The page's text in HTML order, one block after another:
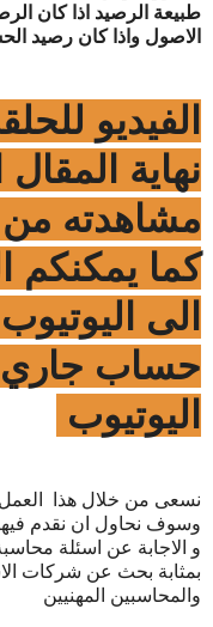
طبيعة الرصيد اذا كان
الاصول واذا كان رصيد
نهاية
مشاهدته
كما يمكنكم
الى
حساب جاري
اليوتيوب
نسعى من خلال هذا
وسوف نحاول ان نقدم
و الاجابة عن اسئلة
بمثابة بحث عن شركات
والمحاسبين المهنيين